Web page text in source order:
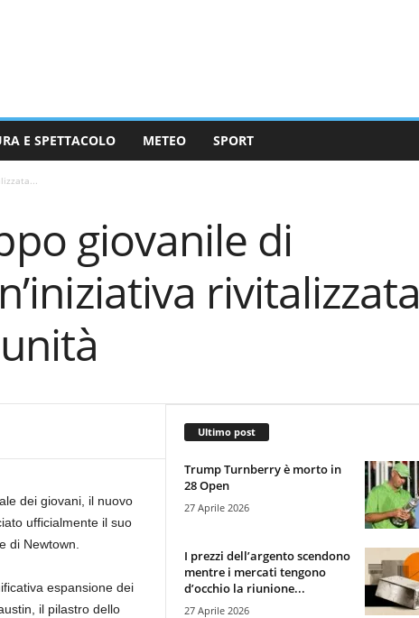
E SPETTACOLO METEO SPORT
giovanile di
rivitalizzata
dei giovani, il nuovo
ufficialmente il suo
di Newtown.
espansione dei
il pilastro dello
Ultimo post
Trump Turnberry è morto in
28 Open
27 Aprile 2026
I prezzi dell’argento scendono
mentre i mercati tengono
d’occhio la riunione...
27 Aprile 2026